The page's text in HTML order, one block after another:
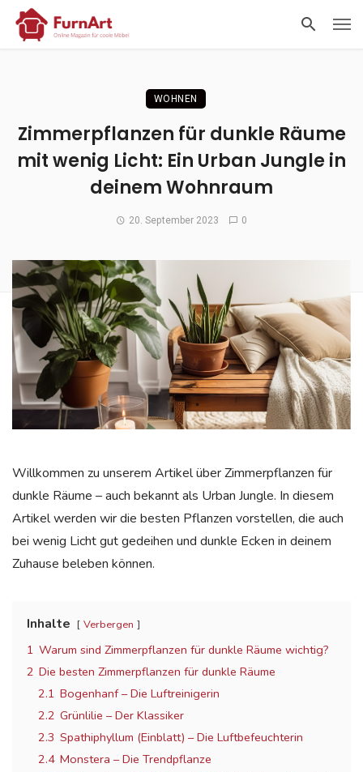
WOHNEN
Zimmerpflanzen für dunkle Räume
mit wenig Licht: Ein Urban Jungle in
deinem Wohnraum
20. September 2023 0
Willkommen zu unserem Artikel über Zimmerpflanzen für
dunkle Räume – auch bekannt als Urban Jungle. In diesem
Artikel werden wir die besten Pflanzen vorstellen, die auch
bei wenig Licht gut gedeihen und dunkle Ecken in deinem
Zuhause beleben können.
Inhalte Verbergen
1 Warum sind Zimmerpflanzen für dunkle Räume wichtig?
2 Die besten Zimmerpflanzen für dunkle Räume
2.1 Bogenhanf – Die Luftreinigerin
2.2 Grünlilie – Der Klassiker
2.3 Spathiphyllum (Einblatt) – Die Luftbefeuchterin
2.4 Monstera – Die Trendpflanze